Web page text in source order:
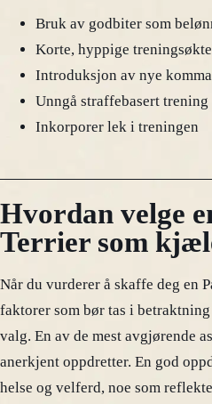
Bruk av godbiter som
Korte, hyppige
Introduksjon av nye
Unngå straffebasert trening
Inkorporer lek i treningen
Hvordan velge
Terrier som
Når du vurderer å skaffe deg en
faktorer som bør tas i
valg. En av de mest avgjørende
anerkjent oppdretter. En god
helse og velferd, noe som